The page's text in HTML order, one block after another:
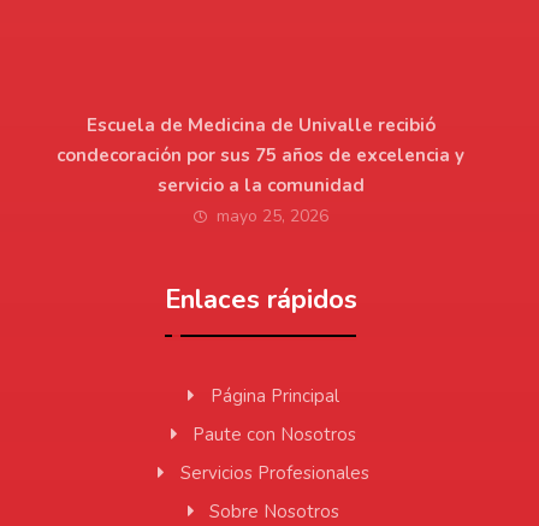
Escuela de Medicina de Univalle recibió
condecoración por sus 75 años de excelencia y
servicio a la comunidad
mayo 25, 2026
Enlaces rápidos
Página Principal
Paute con Nosotros
Servicios Profesionales
Sobre Nosotros